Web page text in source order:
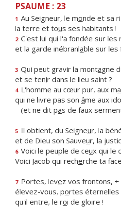
PSAUME : 23
1 Au Seigneur, le monde et sa
la terre et tous ses habitants !
2 C'est lui qui l'a fondée sur les
et la garde inébranlable sur les
3 Qui peut gravir la montagne
et se tenir dans le lieu saint ?
4 L'homme au cœur pur, aux ma
qui ne livre pas son âme aux
(et ne dit pas de faux
5 Il obtient, du Seigneur, la
et de Dieu son Sauveur, la
6 Voici le peuple de ceux qui le
Voici Jacob qui recherche ta
7 Portes, levez vos frontons, +
élevez-vous, portes éternelles
qu'il entre, le roi de gloire !